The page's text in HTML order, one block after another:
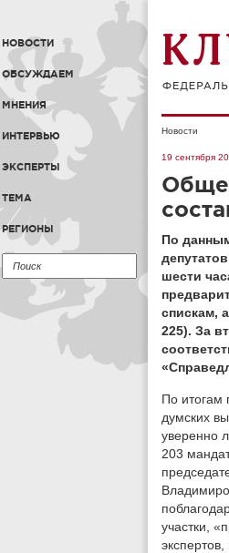
НОВОСТИ
ОБСУЖДАЕМ
МНЕНИЯ
ИНТЕРВЬЮ
ЭКСПЕРТЫ
ТЕМА
РЕГИОНЫ
Новости
19 сентября
По
шести
спискам,
225). За
По итогам
думских
уверенно
203
участки,